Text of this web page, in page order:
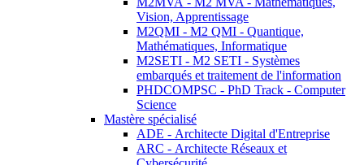
Vision, Apprentissage
M2QMI - M2 QMI - Quantique,
Mathématiques, Informatique
M2SETI - M2 SETI - Systèmes
embarqués et traitement de l'information
PHDCOMPSC - PhD Track - Computer
Science
Mastère spécialisé
ADE - Architecte Digital d'Entreprise
ARC - Architecte Réseaux et